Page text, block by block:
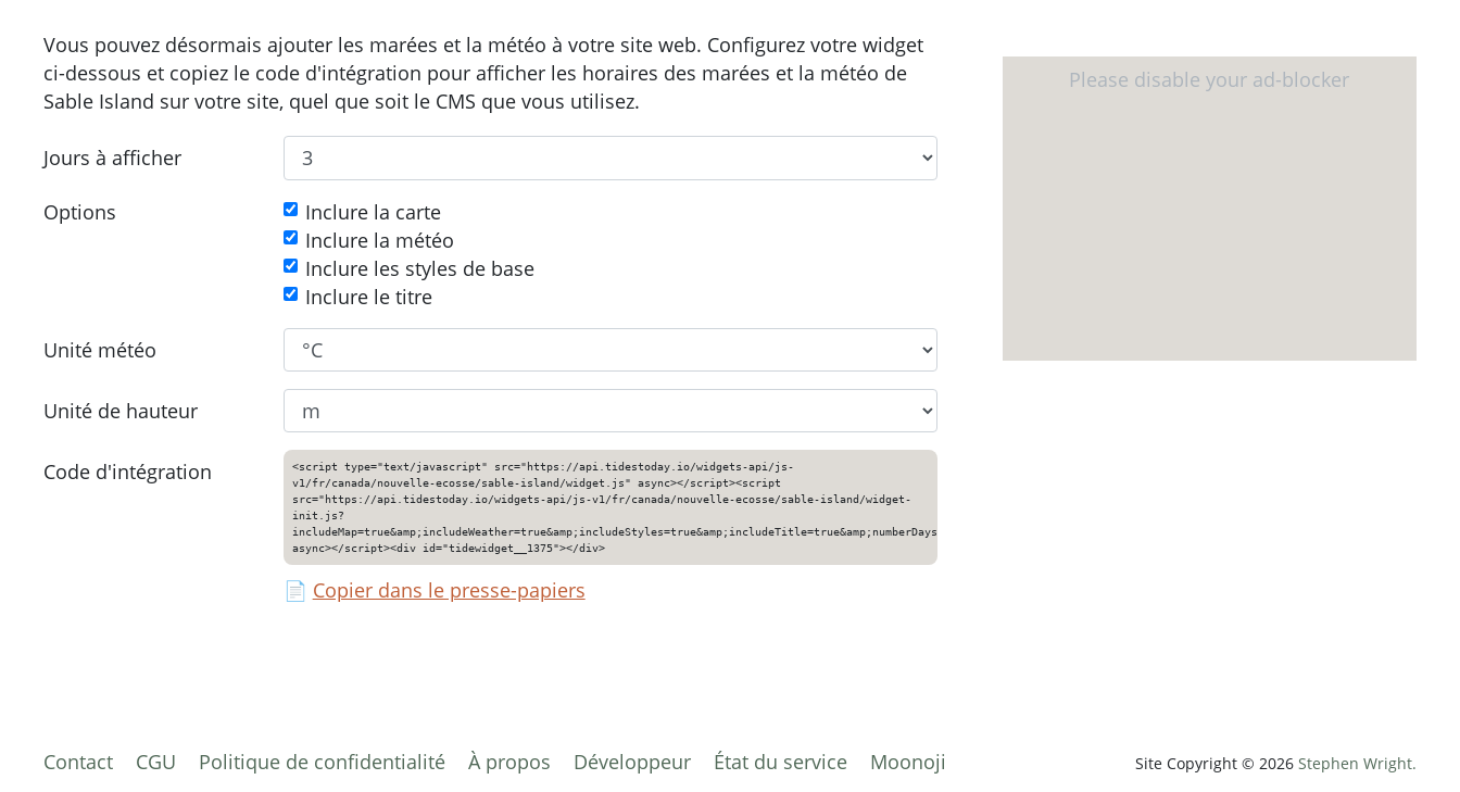
Vous pouvez désormais ajouter les marées et la météo à votre site web. Configurez votre widget
ci-dessous et copiez le code d'intégration pour afficher les horaires des marées et la météo de
Sable Island sur votre site, quel que soit le CMS que vous utilisez.
Jours à afficher
Options
Inclure la carte
Inclure la météo
Inclure les styles de base
Inclure le titre
Unité météo
Unité de hauteur
Code d'intégration
<script type="text/javascript" src="https://api.tidestoday.io/widgets-api/js-
v1/fr/canada/nouvelle-ecosse/sable-island/widget.js" async></script><script
src="https://api.tidestoday.io/widgets-api/js-v1/fr/canada/nouvelle-ecosse/sable-island/widget-
init.js?
includeMap=true&amp;includeWeather=true&amp;includeStyles=true&amp;includeTitle=true&amp;numberDays=3&amp;weatherUnit=c&amp;heightUnit=m"
async></script><div id="tidewidget__1375"></div>
📄 Copier dans le presse-papiers
Contact CGU Politique de confidentialité À propos Développeur État du service Moonoji Site Copyright © 2026 Stephen Wright.